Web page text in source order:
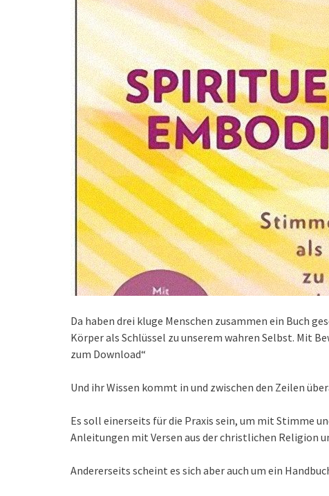
Da haben drei kluge Menschen zusammen ein Buch
Körper als Schlüssel zu unserem wahren Selbst. Mit
zum Download“
Und ihr Wissen kommt in und zwischen den Zeilen
Es soll einerseits für die Praxis sein, um mit Stimme
Anleitungen mit Versen aus der christlichen Religion
Andererseits scheint es sich aber auch um ein